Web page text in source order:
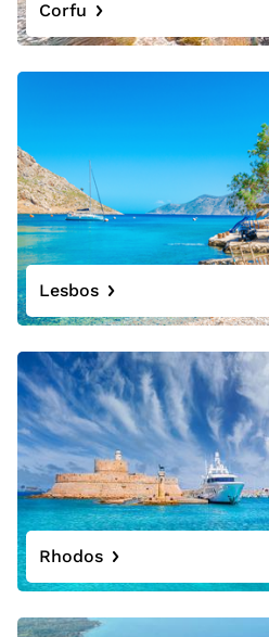
Corfu
Lesbos
Rhodos